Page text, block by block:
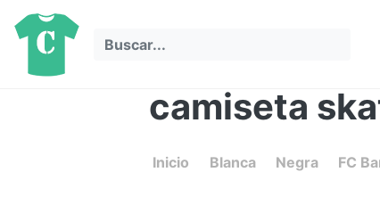
camiseta
Inicio Blanca Negra FC